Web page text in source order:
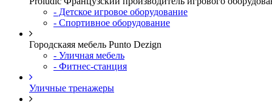
- Детское игровое оборудование
- Спортивное оборудование
Городскаяя мебель Punto Dezign
- Уличная мебель
- Фитнес-станция
Уличные тренажеры